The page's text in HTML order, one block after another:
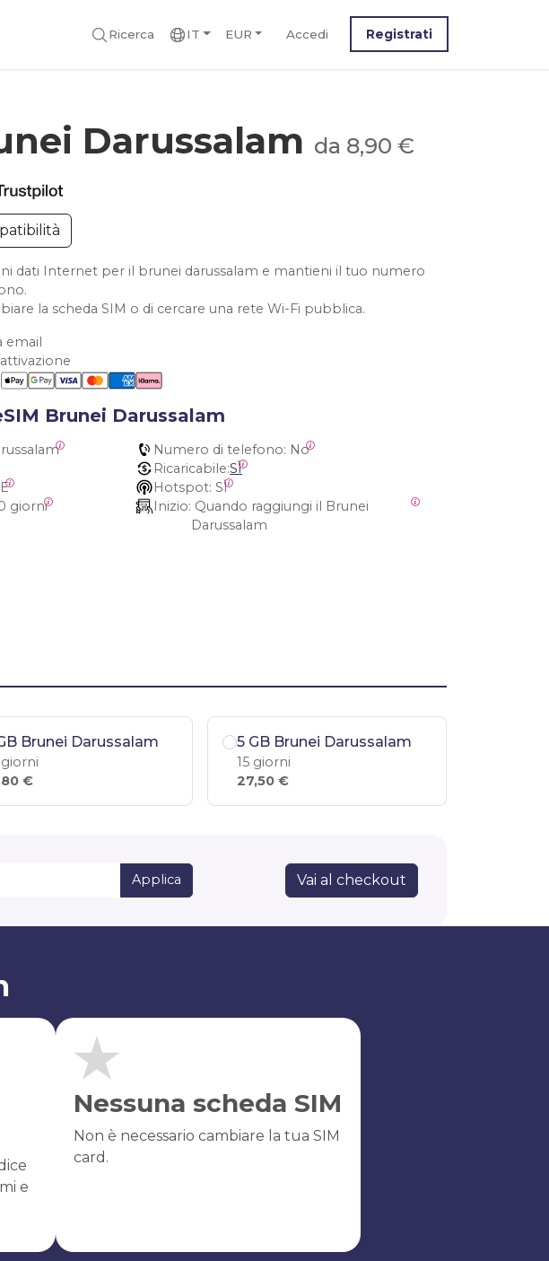
Ricerca IT EUR Accedi Registrati
Darussalam da 8,90 €
dati Internet per il brunei darussalam e mantieni il tuo numero
la scheda SIM o di cercare una rete Wi-Fi pubblica.
email
Brunei Darussalam
Numero di telefono: No
Ricaricabile:SÌ
Hotspot: SÌ
giorni Inizio:
Darussalam
Brunei Darussalam
€
5 GB Brunei Darussalam
15 giorni
27,50 €
Applica Vai al checkout
e
Nessuna scheda SIM
Non è necessario cambiare la tua SIM
card.